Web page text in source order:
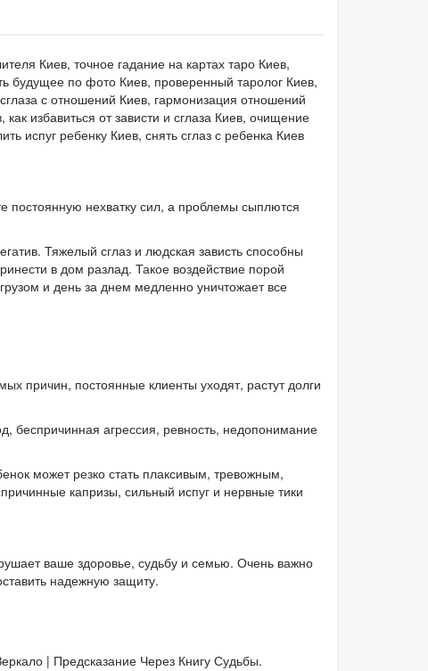
Киев, точное гадание на картах таро Киев,
будущее по фото Киев, проверенный таролог Киев,
с отношений Киев, гармонизация отношений
избавиться от зависти и сглаза Киев, очищение
испуг ребенку Киев, снять сглаз с ребенка Киев
постоянную нехватку сил, а проблемы сыплются
Тяжелый сглаз и людская зависть способны
в дом разлад. Такое воздействие порой
и день за днем медленно уничтожает все
причин, постоянные клиенты уходят, растут долги
агрессия, ревность, недопонимание
может резко стать плаксивым, тревожным,
капризы, сильный испуг и нервные тики
ваше здоровье, судьбу и семью. Очень важно
надежную защиту.
| Предсказание Через Книгу Судьбы.